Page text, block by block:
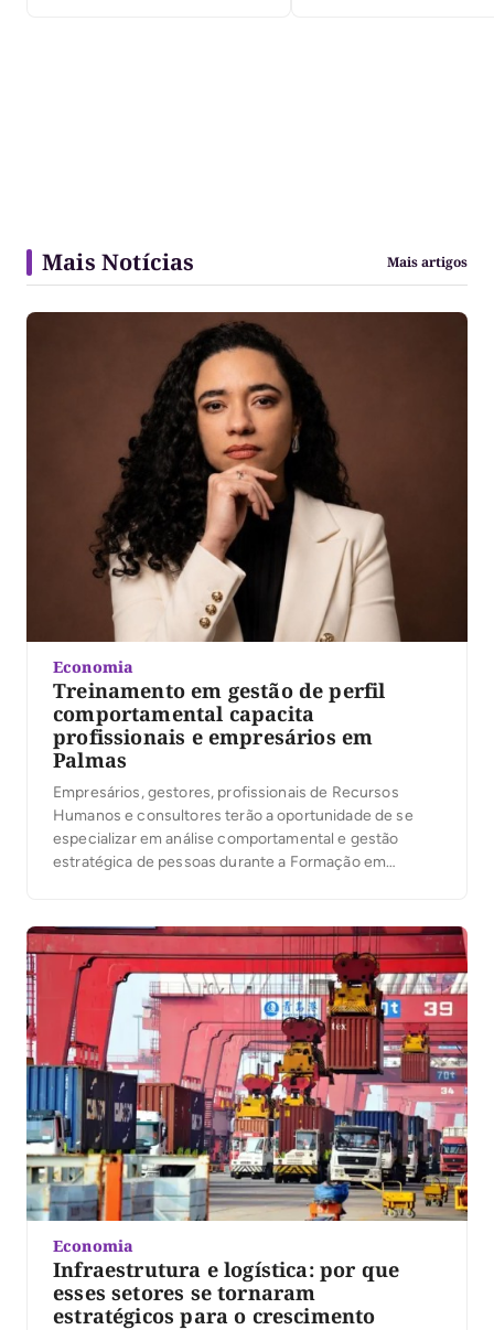
Mais Notícias Mais artigos
Economia
Treinamento em gestão de perfil
comportamental capacita
profissionais e empresários em
Palmas
Empresários, gestores, profissionais de Recursos
Humanos e consultores terão a oportunidade de se
especializar em análise comportamental e gestão
estratégica de pessoas durante a Formação em
Tocantins, em Palmas. O treinamento conta com
subsídio do Sebrae, tornando […]
Economia
Infraestrutura e logística: por que
esses setores se tornaram
estratégicos para o crescimento